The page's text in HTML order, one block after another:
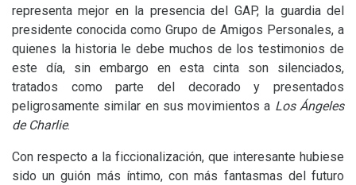
representa mejor en la presencia del GAP, la guardia del
presidente conocida como Grupo de Amigos Personales, a
quienes la historia le debe muchos de los testimonios de
este día, sin embargo en esta cinta son silenciados,
tratados como parte del decorado y presentados
peligrosamente similar en sus movimientos a Los Ángeles
de Charlie.
Con respecto a la ficcionalización, que interesante hubiese
sido un guión más íntimo, con más fantasmas del futuro